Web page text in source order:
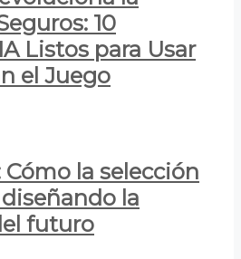
10
Listos para Usar
el Juego
Cómo la selección
la
futuro